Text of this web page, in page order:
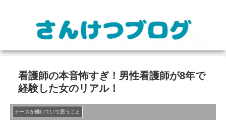
看護師の本音怖すぎ！男性看護師が8年で
経験した女のリアル！
ナースが働いていて思うこと